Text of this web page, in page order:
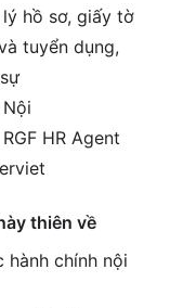
hồ sơ, giấy tờ
tuyển dụng,
HR Agent
thiên về
chính nội